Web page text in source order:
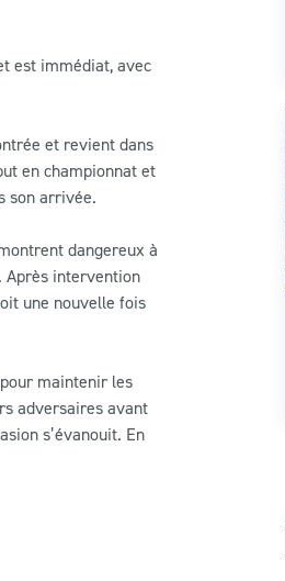
est immédiat, avec
et revient dans
en championnat et
son arrivée.
dangereux à
Après intervention
une nouvelle fois
maintenir les
adversaires avant
s’évanouit. En